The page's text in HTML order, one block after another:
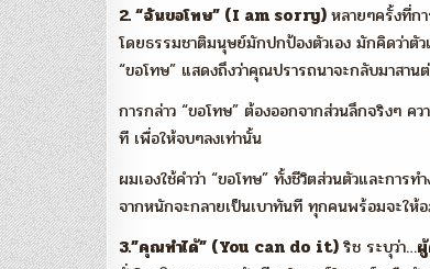
2. “ฉันขอโทษ” (I am sorry)หลายๆครั้งที่ก
โดยธรรมชาติมนุษย์มักปกป้องตัวเอง มักคิดว่าตั
“ขอโทษ” แสดงถึงว่าคุณปรารถนาจะกลับมาส
การกล่าว “ขอโทษ” ต้องออกจากส่วนลึกจริงๆ
ที เพื่อให้จบๆลงเท่านั้น
ผมเองใช้คำว่า “ขอโทษ” ทั้งชีวิตส่วนตัวและการ
จากหนักจะกลายเป็นเบาทันที ทุกคนพร้อมจะใ
3.”คุณทำได้” (You can do it)ริช ระบุว่า…